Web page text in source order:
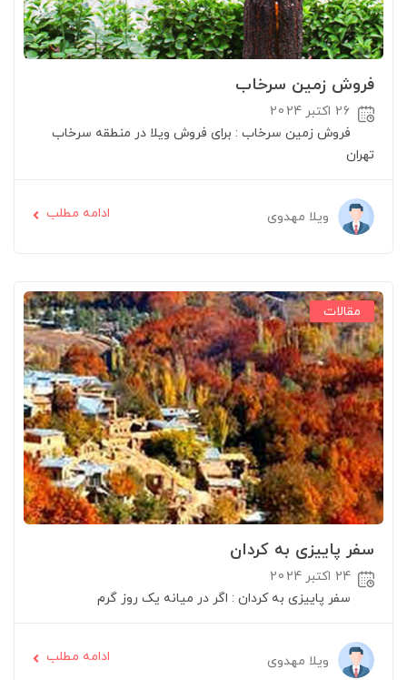
فروش زمین سرخاب
26 اکتبر 2024
فروش زمین سرخاب : برای فروش ویلا در منطقه سرخاب
تهران
ویلا مهدوی ادامه مطلب
مقالات
سفر پاییزی به کردان
24 اکتبر 2024
سفر پاییزی به کردان : اگر در میانه یک روز گرم
ویلا مهدوی ادامه مطلب